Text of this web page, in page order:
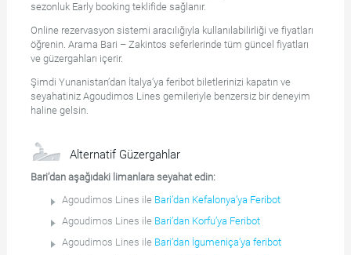
sezonluk Early booking teklifide sağlanır.
Online rezervasyon sistemi aracılığıyla kullanılabilirliği ve fiyatları
öğrenin. Arama Bari – Zakintos seferlerinde tüm güncel fiyatları
ve güzergahları içerir.
Şimdi Yunanistan’dan İtalya’ya feribot biletlerinizi kapatın ve
seyahatiniz Agoudimos Lines gemileriyle benzersiz bir deneyim
haline gelsin.
Alternatif Güzergahlar
Bari’dan aşağıdaki limanlara seyahat edin:
Agoudimos Lines ile Bari’dan Kefalonya’ya Feribot
Agoudimos Lines ile Bari’dan Korfu’ya Feribot
Agoudimos Lines ile Bari’dan İgumeniça’ya feribot